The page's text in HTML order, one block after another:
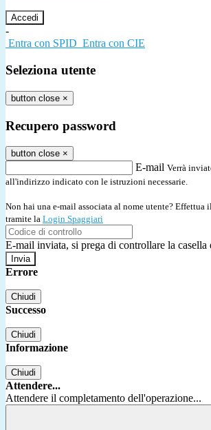
-
Entra con SPID Entra con CIE
Seleziona utente
button close ×
Recupero password
button close ×
E-mail Verrà
all'indirizzo indicato con le istruzioni necessarie.
Non hai una e-mail associata al nome utente? Effettua
tramite la Login Spaggiari
E-mail inviata, si prega di controllare la casella
Errore
Chiudi
Successo
Chiudi
Informazione
Chiudi
Attendere...
Attendere il completamento dell'operazione...